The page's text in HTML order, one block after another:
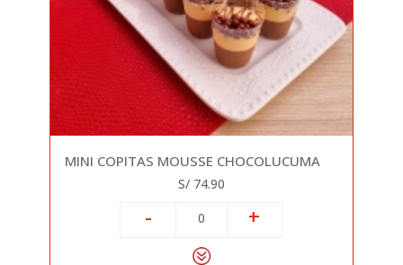
MINI COPITAS MOUSSE CHOCOLUCUMA
S/ 74.90
- 0 +